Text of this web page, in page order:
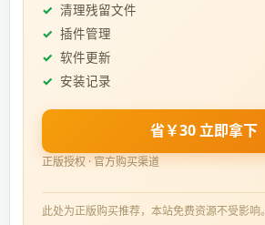
清理残留文件
插件管理
软件更新
安装记录
省￥30 立即拿下
正版授权 · 官方购买渠道
此处为正版购买推荐，本站免费资源不受影响。